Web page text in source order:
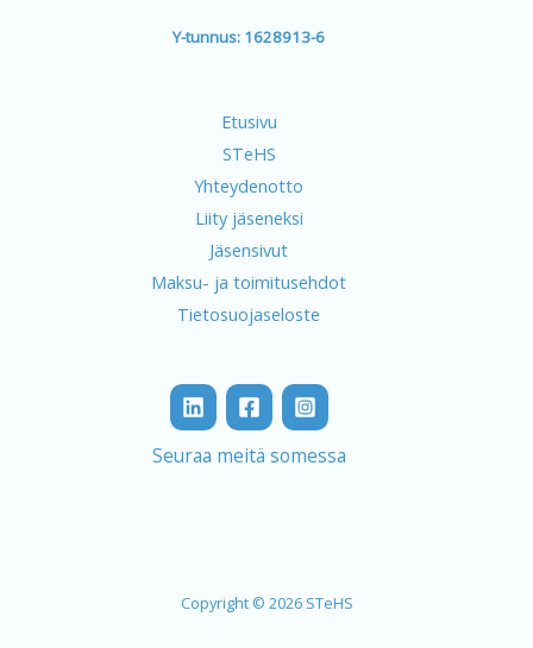
Y-tunnus: 1628913-6
Etusivu
STeHS
Yhteydenotto
Liity jäseneksi
Jäsensivut
Maksu- ja toimitusehdot
Tietosuojaseloste
Seuraa meitä somessa
Copyright © 2026 STeHS